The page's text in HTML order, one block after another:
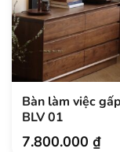
Bàn làm việc
BLV 01
7.800.000₫